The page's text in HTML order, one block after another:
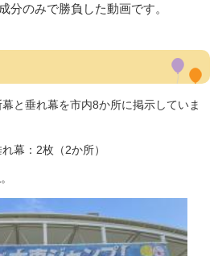
分のみで勝負した動画です。
と垂れ幕を市内8か所に掲示していま
幕：2枚（2か所）